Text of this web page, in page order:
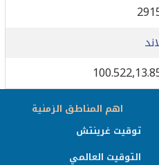
اهم المناطق الزمنية
توقيت غرينتش
التوقيت العالمي